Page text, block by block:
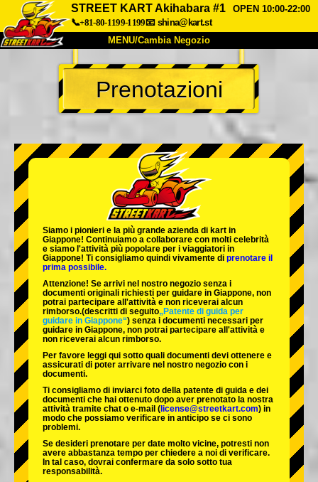
STREET KART Akihabara #1
OPEN 10:00-22:00
📞+81-80-1199-1199📧 shina@kart.st
MENU/Cambia Negozio
INIZIO
Chi Siamo Specifiche Prezzo
Azienda Prenotazioni
Cambia Negozio
Tokyo Shinagawa Tokyo Akihabara#1
Tokyo Akihabara#2
Tokyo Shibuya Annex Tokyo Bay
Tokyo Asakusa Osaka
Okinawa
Prenotazioni
Siamo i pionieri e la più grande azienda di kart in
Giappone! Continuiamo a collaborare con molti celebrità
e siamo l'attività più popolare per i viaggiatori in
Giappone! Ti consigliamo quindi vivamente di prenotare il
prima possibile.
Attenzione! Se arrivi nel nostro negozio senza i
documenti originali richiesti per guidare in Giappone, non
potrai partecipare all'attività e non riceverai alcun
rimborso.(descritti di seguito„Patente di guida per
guidare in Giappone“) senza i documenti necessari per
guidare in Giappone, non potrai partecipare all'attività e
non riceverai alcun rimborso.
Per favore leggi qui sotto quali documenti devi ottenere e
assicurati di poter arrivare nel nostro negozio con i
documenti.
Ti consigliamo di inviarci foto della patente di guida e dei
documenti che hai ottenuto dopo aver prenotato la nostra
attività tramite chat o e-mail ( license@streetkart.com) in
modo che possiamo verificare in anticipo se ci sono
problemi.
Se desideri prenotare per date molto vicine, potresti non
avere abbastanza tempo per chiedere a noi di verificare.
In tal caso, dovrai confermare da solo sotto tua
responsabilità.